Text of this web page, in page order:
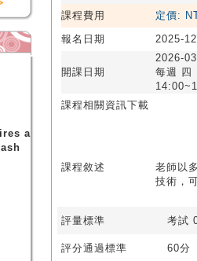
a
課程費用
定價:
報名日期
2025-
開課日期
2026-
每週 四
課程相關資訊下載
課程敘述
老師以
技術，
評量標準 考試
評分通過標準 60分